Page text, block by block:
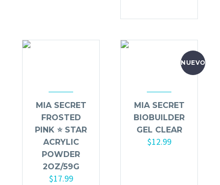
MIA SECRET
FROSTED
PINK ⭐️ STAR
ACRYLIC
POWDER
2OZ/59G
$17.99
NUEVO
MIA SECRET
BIOBUILDER
GEL CLEAR
$12.99